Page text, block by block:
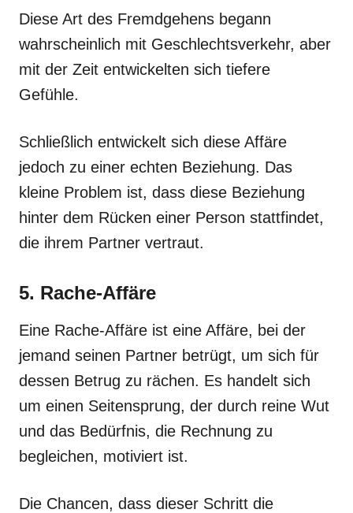
Diese Art des Fremdgehens begann
wahrscheinlich mit Geschlechtsverkehr, aber
mit der Zeit entwickelten sich tiefere
Gefühle.
Schließlich entwickelt sich diese Affäre
jedoch zu einer echten Beziehung. Das
kleine Problem ist, dass diese Beziehung
hinter dem Rücken einer Person stattfindet,
die ihrem Partner vertraut.
5. Rache-Affäre
Eine Rache-Affäre ist eine Affäre, bei der
jemand seinen Partner betrügt, um sich für
dessen Betrug zu rächen. Es handelt sich
um einen Seitensprung, der durch reine Wut
und das Bedürfnis, die Rechnung zu
begleichen, motiviert ist.
Die Chancen, dass dieser Schritt die